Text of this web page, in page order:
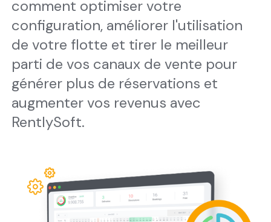
comment optimiser votre
configuration, améliorer l'utilisation
de votre flotte et tirer le meilleur
parti de vos canaux de vente pour
générer plus de réservations et
augmenter vos revenus avec
RentlySoft.